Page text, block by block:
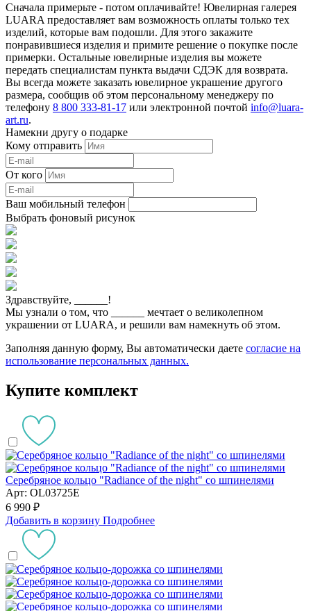
Сначала примерьте - потом оплачивайте! Ювелирная галерея
LUARA предоставляет вам возможность оплаты только тех
изделий, которые вам подошли. Для этого закажите
понравившиеся изделия и примите решение о покупке после
примерки. Остальные ювелирные изделия вы можете
передать специалистам пункта выдачи СДЭК для возврата.
Вы всегда можете заказать ювелирное украшение другого
размера, сообщив об этом персональному менеджеру по
телефону 8 800 333-81-17 или электронной почтой info@luara-
art.ru.
Намекни другу о подарке
Кому отправить
От кого
Ваш мобильный телефон
Выбрать фоновый рисунок
Здравствуйте,
!
Мы узнали о том, что
мечтает о великолепном
украшении от LUARA, и решили вам намекнуть об этом.
Заполняя данную форму, Вы автоматически даете согласие на
использование персональных данных.
Купите комплект
Серебряное кольцо "Radiance of the night" со шпинелями
Арт: OL03725E
6 990 ₽
Добавить в корзину Подробнее